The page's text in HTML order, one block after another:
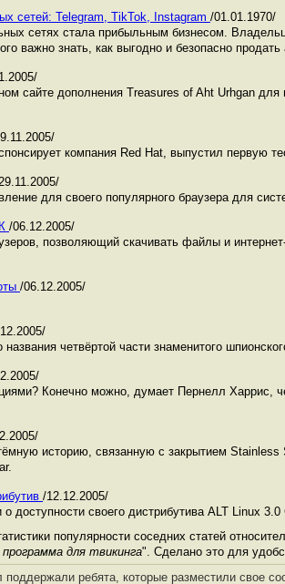
сетей: Telegram, TikTok, Instagram /01.01.1970/
сетях стала прибыльным бизнесом.
важно знать, как выгодно и безопасно продать
сайте дополнения Treasures of Aht Urhgan для
компания Red Hat, выпустил первую
для своего популярного браузера для
/06.12.2005/
позволяющий скачивать файлы и
/06.12.2005/
четвёртой части знаменитого
Конечно можно, думает Пернелл Харрис,
историю, связанную с закрытием
/12.12.2005/
доступности своего дистрибутива ALT Linux 3.0
популярности соседних статей
для твикинга". Сделано это для
поддержали ребята, которые разместили свое